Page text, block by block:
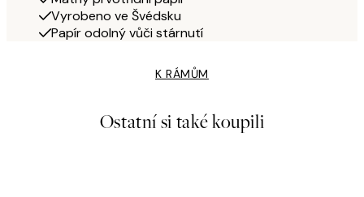
Vyrobeno ve Švédsku
Papír odolný vůči stárnutí
K RÁMŮM
Ostatní si také koupili